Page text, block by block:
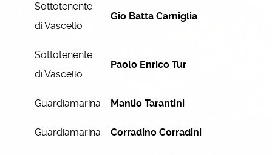
Sottotenente
di Vascello
Gio Batta Carniglia
Sottotenente
di Vascello
Paolo Enrico Tur
Guardiamarina Manlio Tarantini
Guardiamarina Corradino Corradini